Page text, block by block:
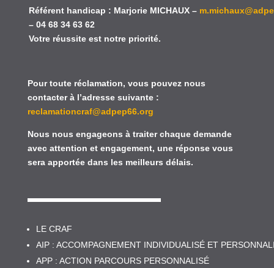
Référent handicap : Marjorie MICHAUX–
– 04 68 34 63 62
Votre réussite est notre priorité.
Pour toute réclamation, vous pouvez nous
contacter à l’adresse suivante :
reclamationcraf@adpep66.org
Nous nous engageons à traiter chaque demande
avec attention et engagement, une réponse vous
sera apportée dans les meilleurs délais.
LE CRAF
AIP : ACCOMPAGNEMENT INDIVIDUALISÉ ET
APP : ACTION PARCOURS PERSONNALISÉ